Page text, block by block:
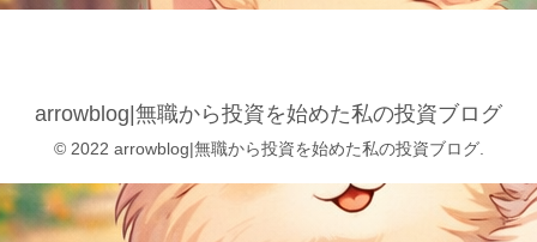
arrowblog|無職から投資を始めた私の投資ブログ
© 2022 arrowblog|無職から投資を始めた私の投資ブログ.